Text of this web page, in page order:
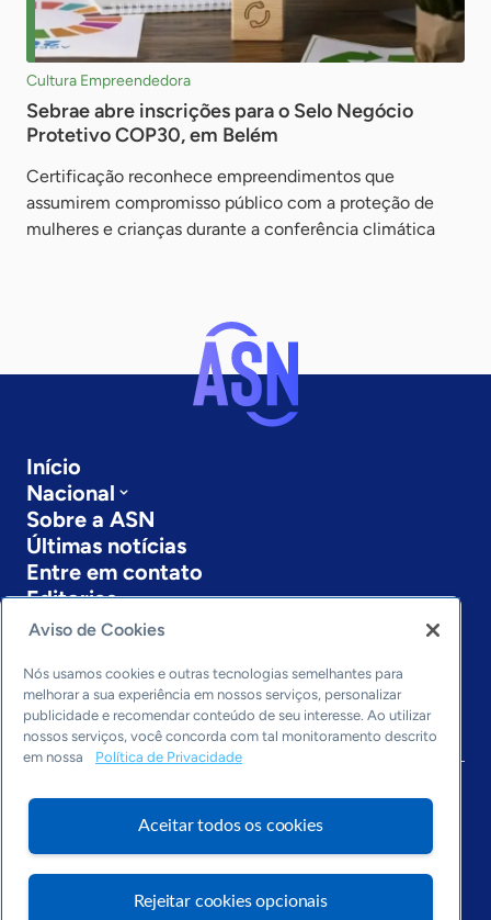
Cultura Empreendedora
Sebrae abre inscrições para o Selo Negócio
Protetivo COP30, em Belém
Certificação reconhece empreendimentos que
assumirem compromisso público com a proteção de
mulheres e crianças durante a conferência climática
Início
Nacional
Sobre a ASN
Últimas notícias
Entre em contato
Editorias
Economia & Política
Inovação & Tecnologia
Cultura empreendedora
Dados
Arquivo
Aviso de Cookies
Nós usamos cookies e outras tecnologias semelhantes para
melhorar a sua experiência em nossos serviços, personalizar
publicidade e recomendar conteúdo de seu interesse. Ao utilizar
nossos serviços, você concorda com tal monitoramento descrito
em nossa
Política de Privacidade
Aceitar todos os cookies
Rejeitar cookies opcionais